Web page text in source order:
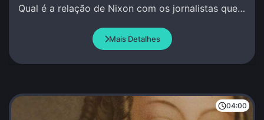
Qual é a relação de Nixon com os jornalistas que
Mais Detalhes
04:00